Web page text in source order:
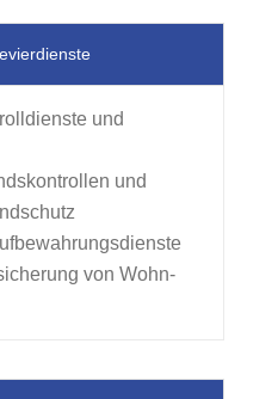
und
und
von Wohn-